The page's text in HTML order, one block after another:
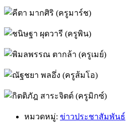
หมวดหมู่: ข่าวประชาสัมพันธ์